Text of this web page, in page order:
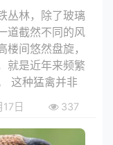
丛林，除了玻璃
道截然不同的风
间悠然盘旋，
就是近年来频繁
这种猛禽并非
17日 337